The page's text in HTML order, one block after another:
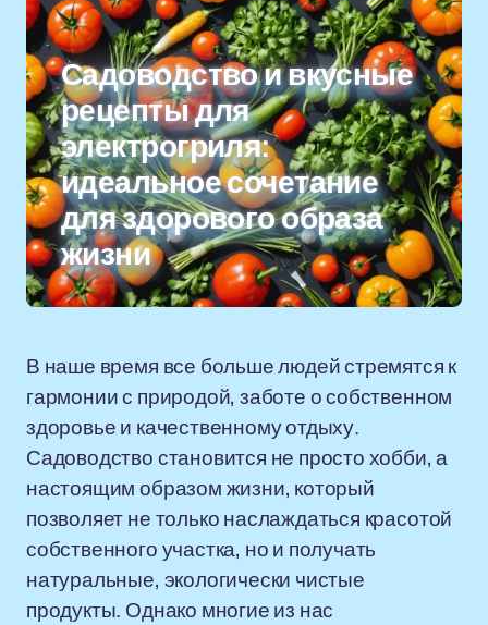
Садоводство и вкусные
рецепты для
электрогриля:
идеальное сочетание
для здорового образа
жизни
В наше время все больше людей стремятся к
гармонии с природой, заботе о собственном
здоровье и качественному отдыху.
Садоводство становится не просто хобби, а
настоящим образом жизни, который
позволяет не только наслаждаться красотой
собственного участка, но и получать
натуральные, экологически чистые
продукты. Однако многие из нас